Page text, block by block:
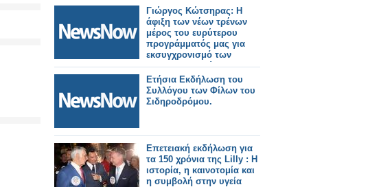
Γιώργος Κώτσηρας: Η
άφιξη των νέων τρένων
μέρος του ευρύτερου
προγράμματός μας για
εκσυγχρονισμό των
σιδηροδρομικών
μεταφορών.
Ετήσια Εκδήλωση του
Συλλόγου των Φίλων του
Σιδηροδρόμου.
Επετειακή εκδήλωση για
τα 150 χρόνια της Lilly : Η
ιστορία, η καινοτομία και
η συμβολή στην υγεία